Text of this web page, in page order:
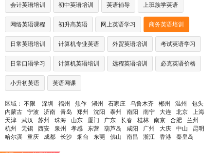
会计英语培训 初中英语培训 英语辅导 上班族学英语
网络英语课程 初升高英语 网上英语学习 商务英语培训
日常英语培训 计算机专业英语 外贸英语培训 考试英语学习
日常口语学习 计算机英语培训 远程英语培训 必克英语价格
小升初英语 英语网课
区域： 不限 深圳 福州 焦作 湖州 石家庄 乌鲁木齐 郴州 温州
包头
内蒙古
宁波 济南 青岛 郑州 沈阳 泰州 南阳 南宁 大连 北京
上海
天津
武汉 苏州 珠海 山东 厦门 广东 长春 桂林 南京 合肥
兰州
杭州
无锡 西安 泉州 孝感 东营 葫芦岛 咸阳 广州 大庆 中山
昆明
哈尔滨
重庆 成都 长沙 烟台 东莞 佛山 南昌 浙江 香港 秦皇岛